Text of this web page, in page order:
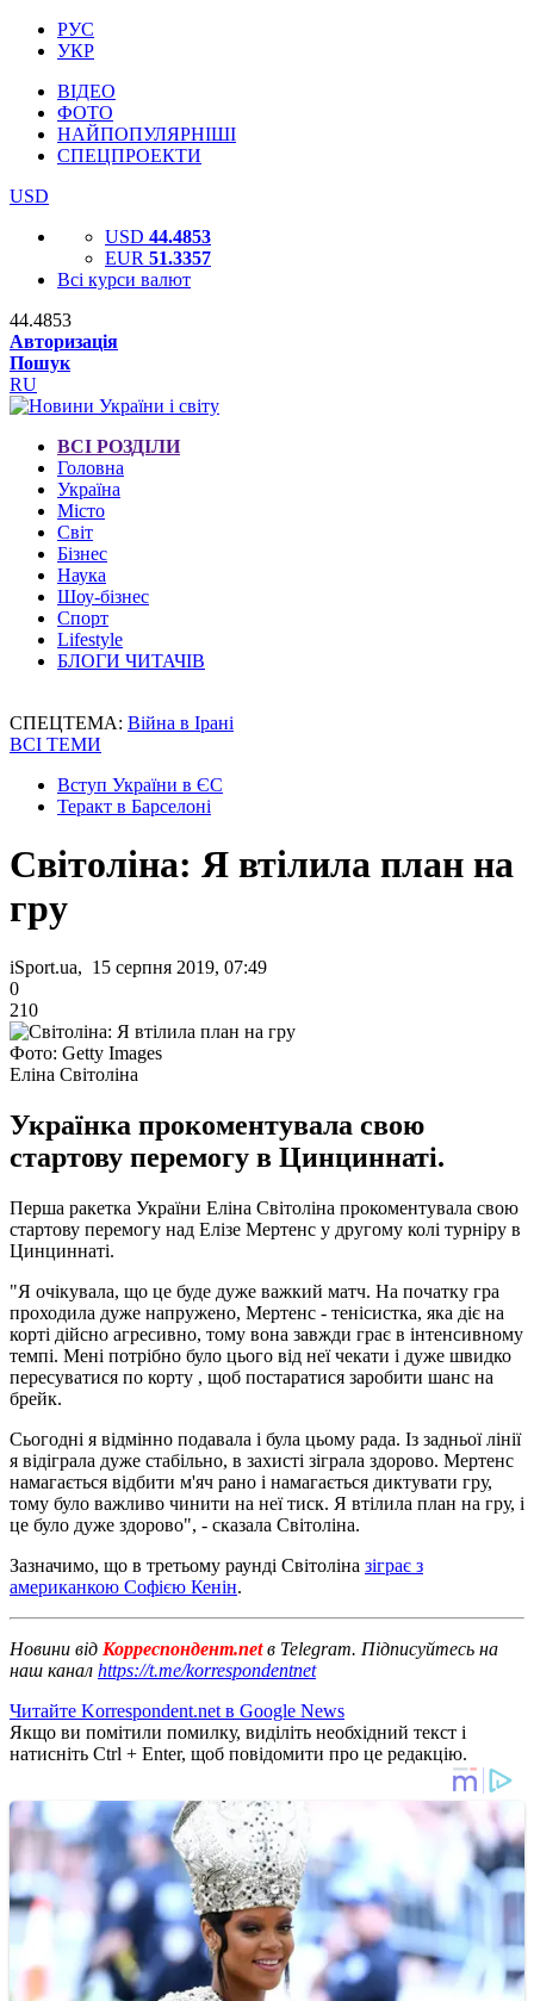
РУС
УКР
ВІДЕО
ФОТО
НАЙПОПУЛЯРНІШІ
СПЕЦПРОЕКТИ
USD
USD 44.4853
EUR 51.3357
Всі курси валют
44.4853
Авторизація
Пошук
RU
ВСІ РОЗДІЛИ
Головна
Україна
Місто
Світ
Бізнес
Наука
Шоу-бізнес
Спорт
Lifestyle
БЛОГИ ЧИТАЧІВ
СПЕЦТЕМА: Війна в Ірані
ВСІ ТЕМИ
Вступ України в ЄС
Теракт в Барселоні
Світоліна: Я втілила план на
гру
iSport.ua, 15 серпня 2019, 07:49
0
210
Фото: Getty Images
Еліна Світоліна
Українка прокоментувала свою
стартову перемогу в Цинциннаті.
Перша ракетка України Еліна Світоліна прокоментувала свою
стартову перемогу над Елізе Мертенс у другому колі турніру в
Цинциннаті.
"Я очікувала, що це буде дуже важкий матч. На початку гра
проходила дуже напружено, Мертенс - тенісистка, яка діє на
корті дійсно агресивно, тому вона завжди грає в інтенсивному
темпі. Мені потрібно було цього від неї чекати і дуже швидко
пересуватися по корту , щоб постаратися заробити шанс на
брейк.
Сьогодні я відмінно подавала і була цьому рада. Із задньої лінії
я відіграла дуже стабільно, в захисті зіграла здорово. Мертенс
намагається відбити м'яч рано і намагається диктувати гру,
тому було важливо чинити на неї тиск. Я втілила план на гру, і
це було дуже здорово", - сказала Світоліна.
Зазначимо, що в третьому раунді Світоліна зіграє з
американкою Софією Кенін.
Новини від Корреспондент.netв Telegram. Підписуйтесь на
наш канал https://t.me/korrespondentnet
Читайте Korrespondent.net в Google News
Якщо ви помітили помилку, виділіть необхідний текст і
натисніть Ctrl + Enter, щоб повідомити про це редакцію.